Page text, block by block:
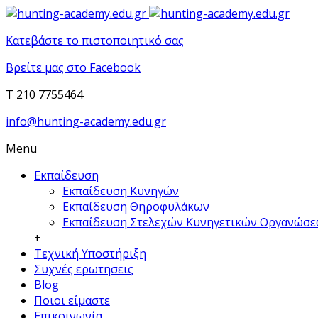
Κατεβάστε το πιστοποιητικό σας
Βρείτε μας στο Facebook
T 210 7755464
info@hunting-academy.edu.gr
Menu
Εκπαίδευση
Εκπαίδευση Κυνηγών
Εκπαίδευση Θηροφυλάκων
Εκπαίδευση Στελεχών Κυνηγετικών
+
Τεχνική Υποστήριξη
Συχνές ερωτησεις
Blog
Ποιοι είμαστε